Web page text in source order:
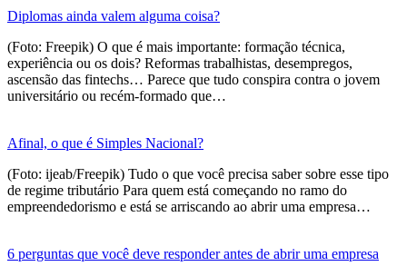
Diplomas ainda valem alguma coisa?
(Foto: Freepik) O que é mais importante: formação técnica,
experiência ou os dois? Reformas trabalhistas, desempregos,
ascensão das fintechs… Parece que tudo conspira contra o jovem
universitário ou recém-formado que…
Afinal, o que é Simples Nacional?
(Foto: ijeab/Freepik) Tudo o que você precisa saber sobre esse tipo
de regime tributário Para quem está começando no ramo do
empreendedorismo e está se arriscando ao abrir uma empresa…
6 perguntas que você deve responder antes de abrir uma empresa